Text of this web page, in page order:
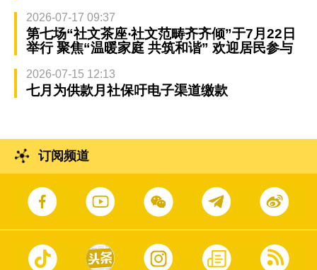
2026-07-17 09:37
第七场“社文茶座‧社文范畴齐齐倾”于7月22日
举行 聚焦“温暖家庭 共筑和谐” 欢迎居民参与
2026-07-15 12:13
七月为供款月社保吁电子渠道缴款
订阅频道